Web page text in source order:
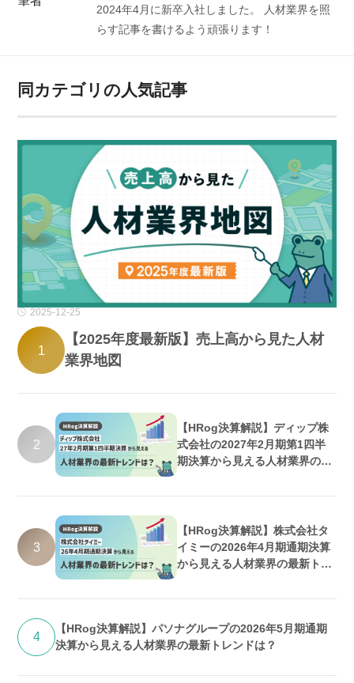
2024年4月に新卒入社しました。 人材業界を照
らす記事を書けるよう頑張ります！
同カテゴリの人気記事
2025-12-25
1
【2025年度最新版】売上高から見た人材
業界地図
2
【HRog決算解説】ディップ株
式会社の2027年2月期第1四半
期決算から見える人材業界の最
3
【HRog決算解説】株式会社タ
イミーの2026年4月期通期決算
から見える人材業界の最新トレ
4
【HRog決算解説】パソナグループの2026年5月期通期
決算から見える人材業界の最新トレンドは？